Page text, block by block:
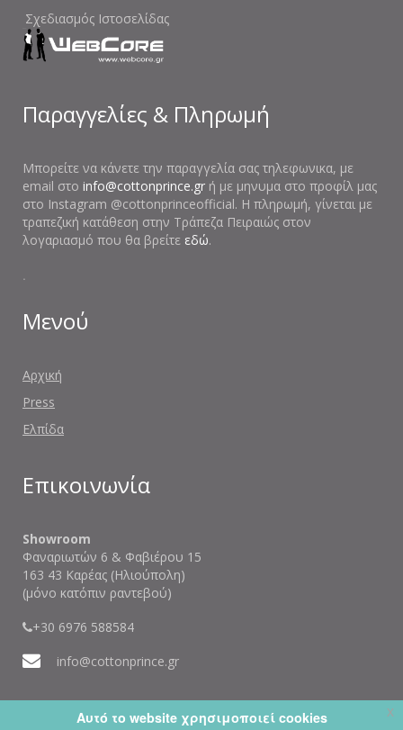
Σχεδιασμός Ιστοσελίδας
Παραγγελίες & Πληρωμή
Μπορείτε να κάνετε την παραγγελία σας τηλεφωνικα, με
email στο info@cottonprince.gr ή με μηνυμα στο προφίλ μας
στο Instagram @cottonprinceofficial. Η πληρωμή, γίνεται με
τραπεζική κατάθεση στην Τράπεζα Πειραιώς στον
λογαριασμό που θα βρείτε εδώ.
Μενού
Αρχική
Press
Ελπίδα
Επικοινωνία
Showroom
Φαναριωτών 6 & Φαβιέρου 15
163 43 Καρέας (Ηλιούπολη)
(μόνο κατόπιν ραντεβού)
+30 6976 588584
info@cottonprince.gr
Αυτό το website χρησιμοποιεί cookies x